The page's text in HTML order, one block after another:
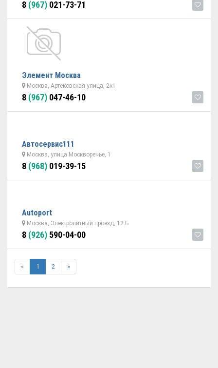
8 (967) 021-73-71
Элемент Москва
Москва, Артековская улица, 2к1
8 (967) 047-46-10
Автосервис111
Москва, улица Москворечье, 1
8 (968) 019-39-15
Autoport
Москва, Электролитный проезд, 12 Б
8 (926) 590-04-00
« 1 2 »